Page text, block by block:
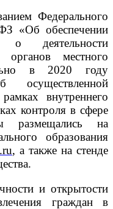
Федерального
«Об обеспечении
деятельности
органов местного
в 2020 году
осуществленной
внутреннего
контроля в сфере
размещались на
образования
.ru, а также на стенде
и открытости
граждан в